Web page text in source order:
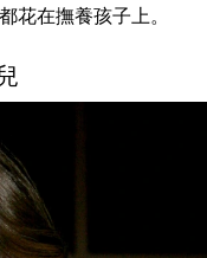
花在撫養孩子上。